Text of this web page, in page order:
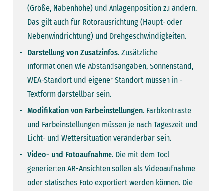
(Größe, Nabenhöhe) und Anlagenposition zu ändern.
Das gilt auch für ­Rotorausrichtung (Haupt- oder
Nebenwindrichtung) und Drehgeschwindigkeiten.
Darstellung von Zusatzinfos. Zusätzliche
Informationen wie Abstandsangaben, Sonnenstand,
WEA-Standort und eigener Standort müssen ­in ­
Textform darstellbar sein.
Modifikation von Farbeinstellungen. Farbkontraste
und Farbeinstellungen müssen je nach Tageszeit und
Licht- und Wettersituation veränderbar sein.
Video- und Fotoaufnahme. Die mit dem Tool
generierten AR-Ansichten sollen als Videoaufnahme
oder statisches Foto exportiert werden können. Die